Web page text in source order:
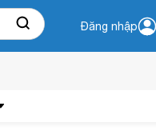
Đăng nhập